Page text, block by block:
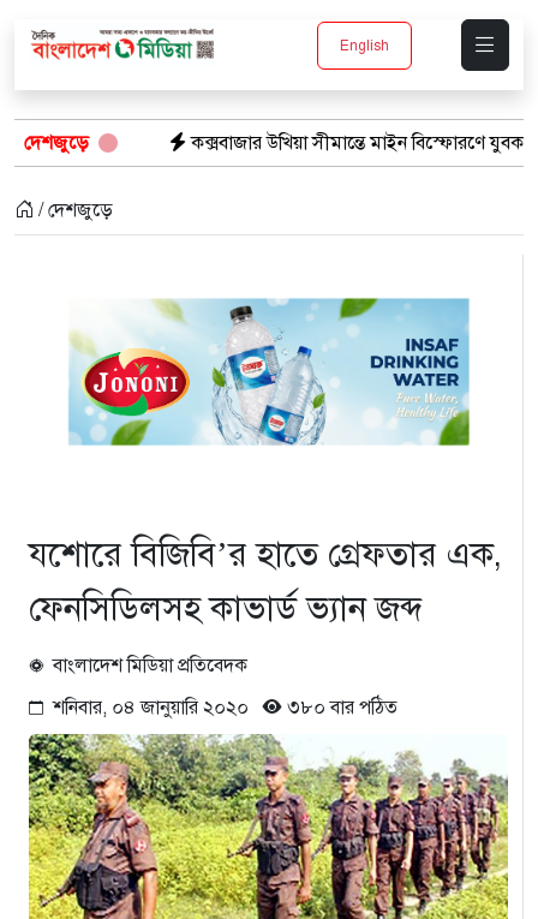
English
দেশজুড়ে
কক্সবাজার উখিয়া সীমান্তে মাইন বিস্ফোরণে যুবক গুরুতর আহত
/ দেশজুড়ে
যশোরে বিজিবি’র হাতে গ্রেফতার এক,
ফেনসিডিলসহ কাভার্ড ভ্যান জব্দ
বাংলাদেশ মিডিয়া প্রতিবেদক
শনিবার, ০৪ জানুয়ারি ২০২০
৩৮০ বার পঠিত